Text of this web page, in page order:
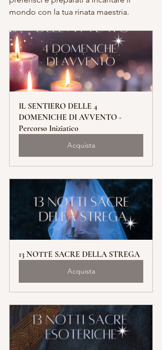
mondo con la tua rinata maestria.
IL SENTIERO DELLE 4
DOMENICHE DI AVVENTO -
Percorso Iniziatico
Acquista
13 NOTTE SACRE DELLA STREGA
Acquista